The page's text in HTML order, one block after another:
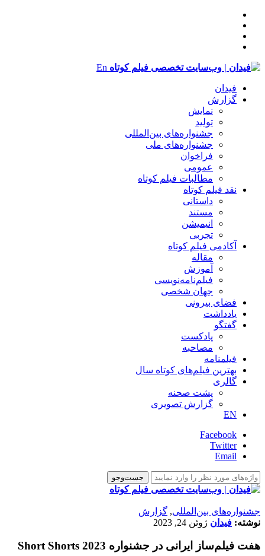
En
فیدان
گزارش
نمایش
تولید
‌‌جشنواره‌های بین‌المللی
جشنواره‌های ملی
فراخوان
عمومی
مطالبات فیلم کوتاه
نقد فیلم کوتاه
داستانی
مستند
انیمیشن
تجربی
آکادمی فیلم کوتاه
مقاله
آموزش
فیلم‌نامه‌نویسی
جهان شخصی
فضای بیرونی
یادداشت
گفتگو
پادکست
مصاحبه
فیلمنامه
بهترین فیلم‌های کوتاه سال
گالری
پشت صحنه
گزارش تصویری
EN
Facebook
Twitter
Email
‌‌جشنواره‌های بین‌المللی, گزارش
نوشته: فیدان ژوئن 24, 2023
هفت فیلم‌ساز ایرانی در جشنواره Short Shorts 2023